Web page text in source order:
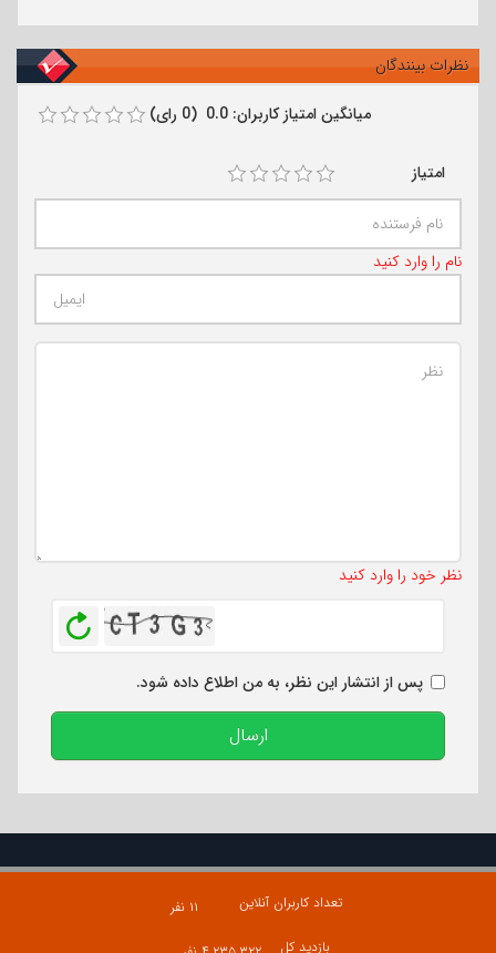
نظرات بینندگان
میانگین امتیاز کاربران: 0.0 (0 رای)
امتیاز
نام را وارد کنید
نظر خود را وارد کنید
پس از انتشار این نظر، به من اطلاع داده شود.
ارسال
تعداد کاربران آنلاین
۱۱ نفر
بازدید کل